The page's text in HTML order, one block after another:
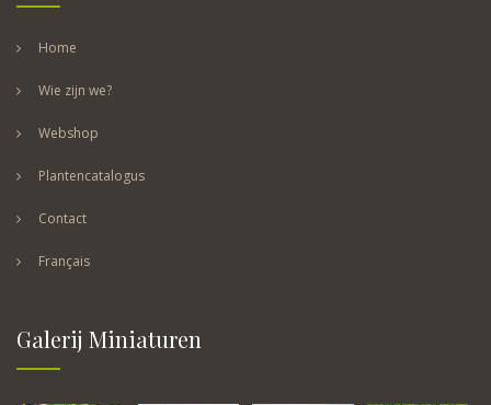
Home
Wie zijn we?
Webshop
Plantencatalogus
Contact
Français
Galerij Miniaturen